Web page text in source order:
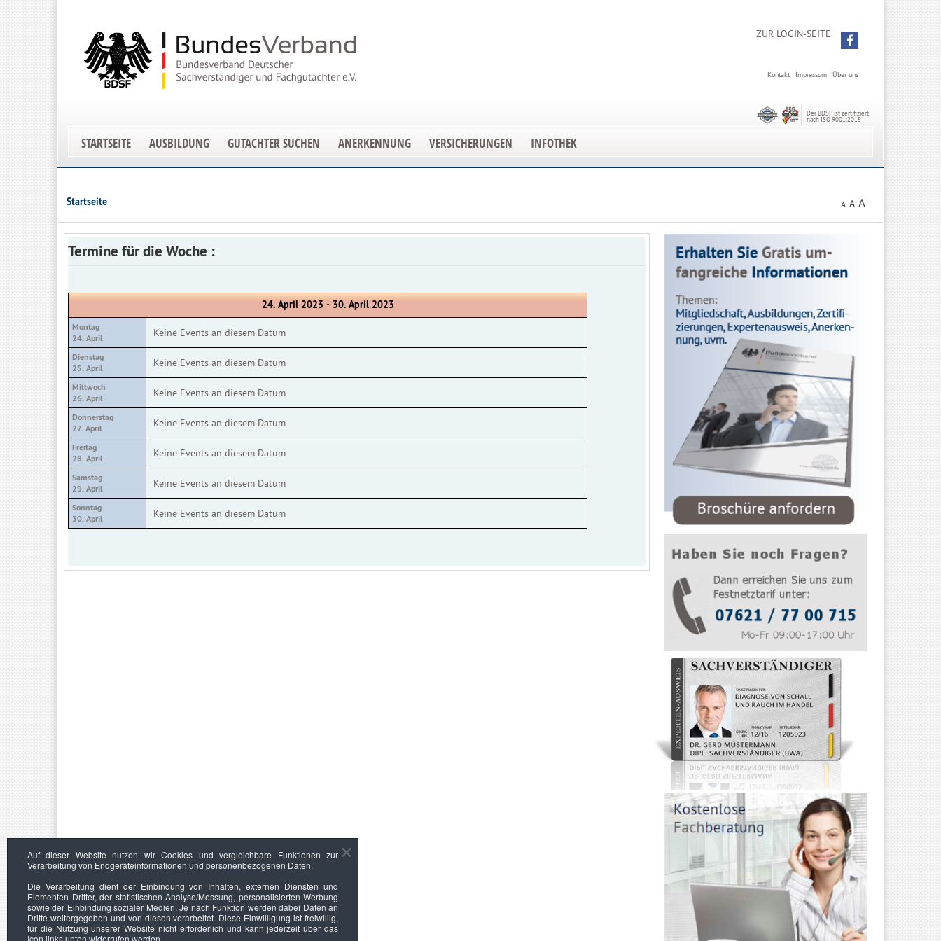
ZUR LOGIN-SEITE
Über uns
Impressum
Kontakt
Der BDSF ist zertifiziert
nach ISO 9001:2015
STARTSEITE AUSBILDUNG GUTACHTER SUCHEN ANERKENNUNG VERSICHERUNGEN INFOTHEK
Startseite A A A
Termine für die Woche :
24. April 2023 - 30. April 2023
Montag
24. April
Keine Events an diesem Datum
Dienstag
25. April
Keine Events an diesem Datum
Mittwoch
26. April
Keine Events an diesem Datum
Donnerstag
27. April
Keine Events an diesem Datum
Freitag
28. April
Keine Events an diesem Datum
Samstag
29. April
Keine Events an diesem Datum
Sonntag
30. April
Keine Events an diesem Datum
Auf dieser Website nutzen wir Cookies und vergleichbare Funktionen zur
Verarbeitung von Endgeräteinformationen und personenbezogenen Daten.
Die Verarbeitung dient der Einbindung von Inhalten, externen Diensten und
Elementen Dritter, der statistischen Analyse/Messung, personalisierten Werbung
sowie der Einbindung sozialer Medien. Je nach Funktion werden dabei Daten an
Dritte weitergegeben und von diesen verarbeitet. Diese Einwilligung ist freiwillig,
für die Nutzung unserer Website nicht erforderlich und kann jederzeit über das
Icon links unten widerrufen werden.